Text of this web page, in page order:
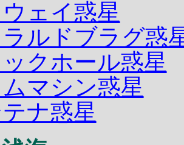
ェイ惑星
ルドブラグ惑
クホール惑星
マシン惑星
ナ惑星